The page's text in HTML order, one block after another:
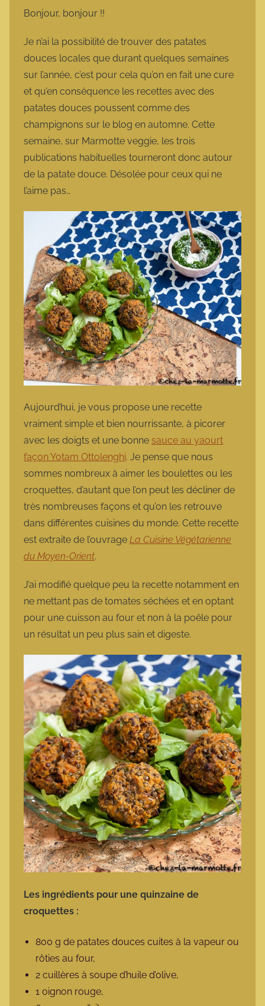
o
t
e
Bonjour, bonjour !!
Je n’ai la possibilité de trouver des patates
douces locales que durant quelques semaines
sur l’année, c’est pour cela qu’on en fait une cure
et qu’en conséquence les recettes avec des
patates douces poussent comme des
champignons sur le blog en automne. Cette
semaine, sur Marmotte veggie, les trois
publications habituelles tourneront donc autour
de la patate douce. Désolée pour ceux qui ne
l’aime pas…
Aujourd’hui, je vous propose une recette
vraiment simple et bien nourrissante, à picorer
avec les doigts et une bonne sauce au yaourt
façon Yotam Ottolenghi. Je pense que nous
sommes nombreux à aimer les boulettes ou les
croquettes, d’autant que l’on peut les décliner de
très nombreuses façons et qu’on les retrouve
dans différentes cuisines du monde. Cette recette
est extraite de l’ouvrage La Cuisine Végétarienne
du Moyen-Orient.
J’ai modifié quelque peu la recette notamment en
ne mettant pas de tomates séchées et en optant
pour une cuisson au four et non à la poêle pour
un résultat un peu plus sain et digeste.
Les ingrédients pour une quinzaine de
croquettes :
800 g de patates douces cuites à la vapeur ou
rôties au four,
2 cuillères à soupe d’huile d’olive,
1 oignon rouge,